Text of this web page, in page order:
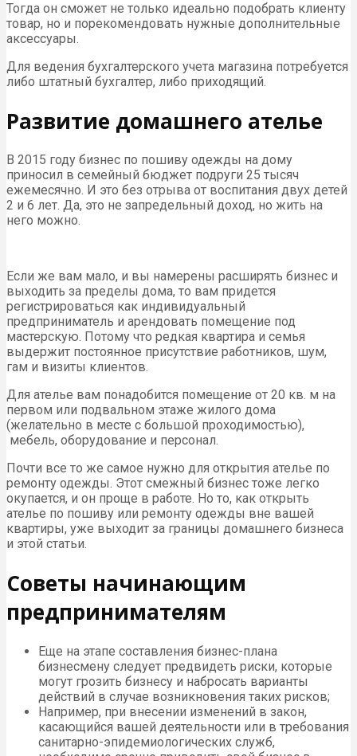
Тогда он сможет не только идеально подобрать клиенту
товар, но и порекомендовать нужные дополнительные
аксессуары.
Для ведения бухгалтерского учета магазина потребуется
либо штатный бухгалтер, либо приходящий.
Развитие домашнего ателье
В 2015 году бизнес по пошиву одежды на дому
приносил в семейный бюджет подруги 25 тысяч
ежемесячно. И это без отрыва от воспитания двух детей
2 и 6 лет. Да, это не запредельный доход, но жить на
него можно.
Если же вам мало, и вы намерены расширять бизнес и
выходить за пределы дома, то вам придется
регистрироваться как индивидуальный
предприниматель и арендовать помещение под
мастерскую. Потому что редкая квартира и семья
выдержит постоянное присутствие работников, шум,
гам и визиты клиентов.
Для ателье вам понадобится помещение от 20 кв. м на
первом или подвальном этаже жилого дома
(желательно в месте с большой проходимостью),
мебель, оборудование и персонал.
Почти все то же самое нужно для открытия ателье по
ремонту одежды. Этот смежный бизнес тоже легко
окупается, и он проще в работе. Но то, как открыть
ателье по пошиву или ремонту одежды вне вашей
квартиры, уже выходит за границы домашнего бизнеса
и этой статьи.
Советы начинающим
предпринимателям
Еще на этапе составления бизнес-плана
бизнесмену следует предвидеть риски, которые
могут грозить бизнесу и набросать варианты
действий в случае возникновения таких рисков;
Например, при внесении изменений в закон,
касающийся вашей деятельности или в требования
санитарно-эпидемиологических служб,